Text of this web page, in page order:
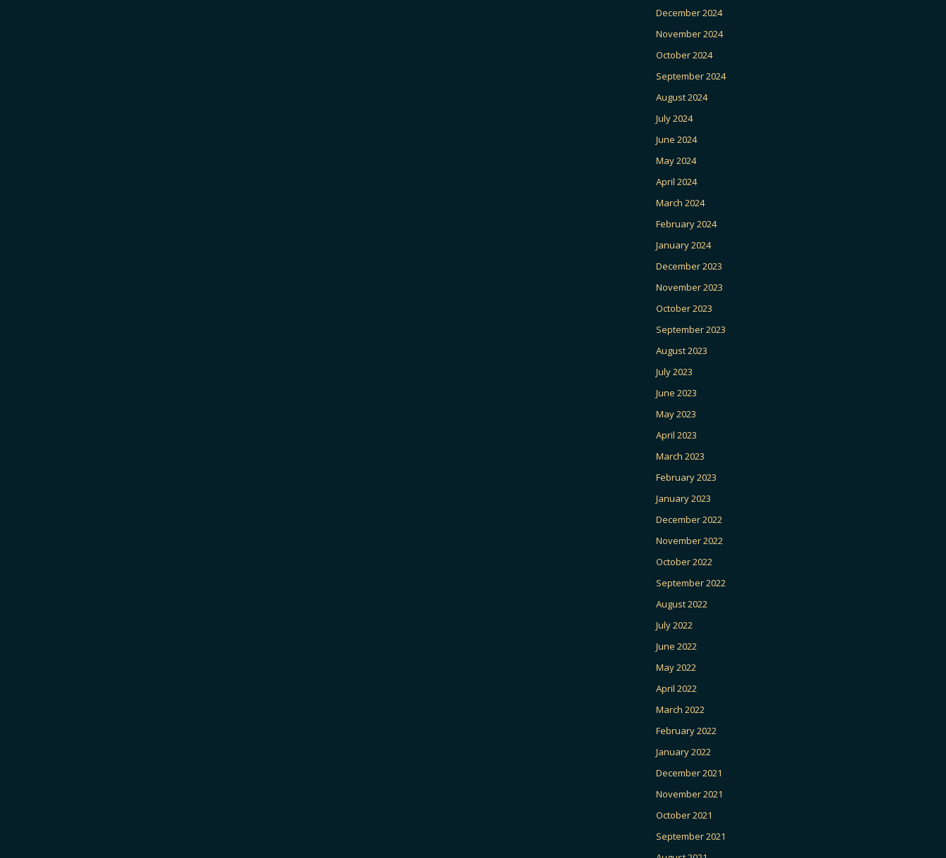
December 2024
November 2024
October 2024
September 2024
August 2024
July 2024
June 2024
May 2024
April 2024
March 2024
February 2024
January 2024
December 2023
November 2023
October 2023
September 2023
August 2023
July 2023
June 2023
May 2023
April 2023
March 2023
February 2023
January 2023
December 2022
November 2022
October 2022
September 2022
August 2022
July 2022
June 2022
May 2022
April 2022
March 2022
February 2022
January 2022
December 2021
November 2021
October 2021
September 2021